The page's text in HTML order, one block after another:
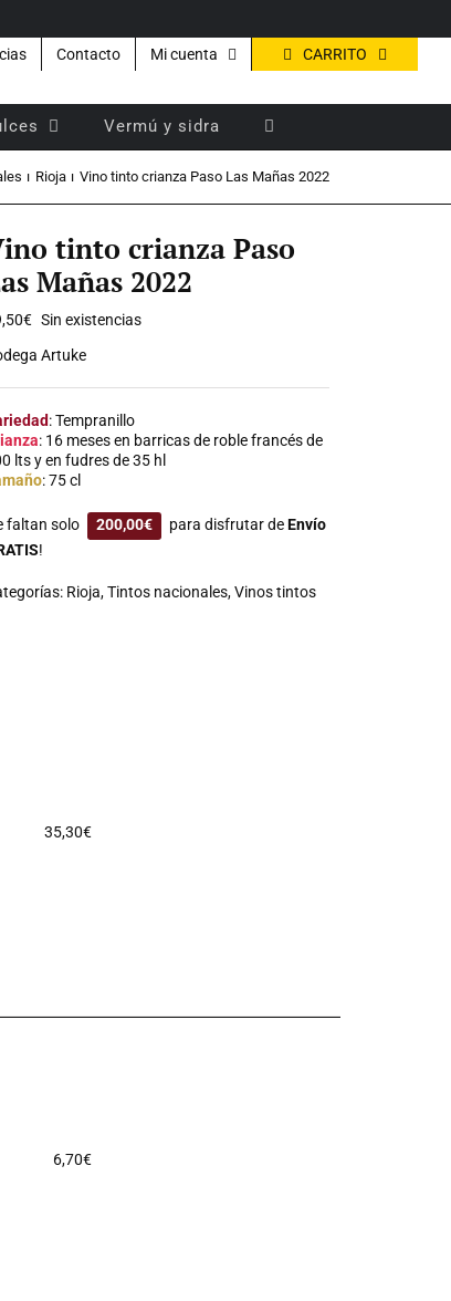
Contacto Mi cuenta CARRITO
Vermú y sidra
Rioja Vino tinto crianza Paso Las Mañas 2022
tinto crianza Paso
Mañas 2022
€ Sin existencias
Artuke
: Tempranillo
: 16 meses en barricas de roble francés de
lts y en fudres de 35 hl
: 75 cl
faltan solo 200,00€ para disfrutar deEnvío
!
Rioja,Tintos nacionales,Vinos tintos
35,30€
6,70€